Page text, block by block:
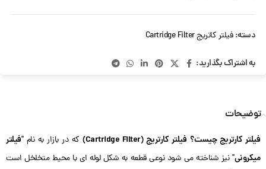
دسته: فیلتر کاتریج Cartridge Filter
به اشتراک بگذارید:
توضیحات
فیلتر کارتریج چیست؟ فیلتر کارتریج (Cartridge Filter) که در بازار به نام "فیلتر
میکرونی" نیز شناخته می شود نوعی قطعه به شکل لوله ای با محیط متخلخل است